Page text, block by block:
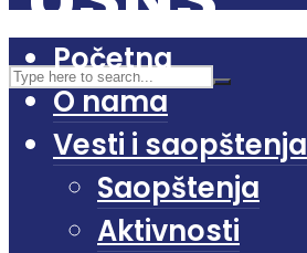
Početna
O nama
Vesti i saopštenja
Saopštenja
Aktivnosti